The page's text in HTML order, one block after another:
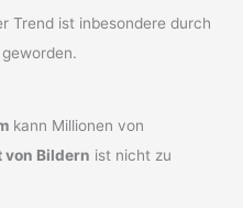
Trend ist inbesondere durch
kann Millionen von
von Bildern ist nicht zu